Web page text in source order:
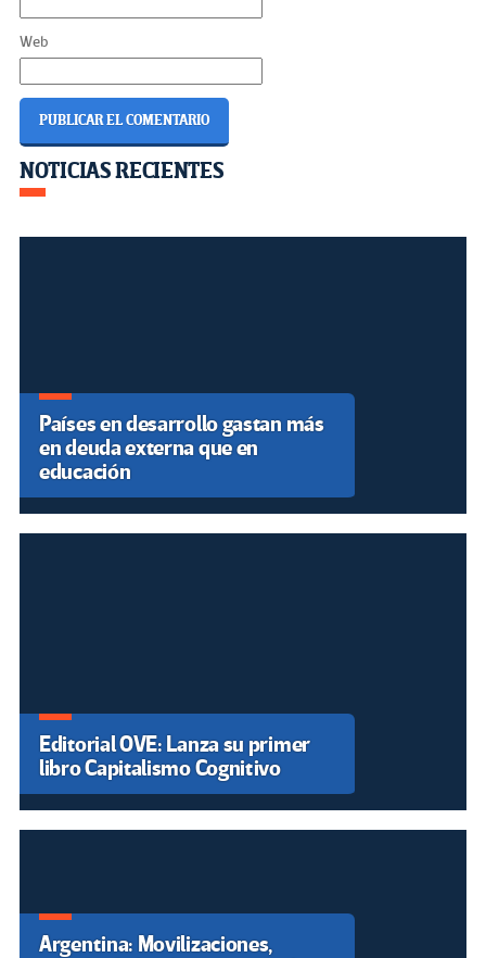
Web
Navegación
NOTICIAS RECIENTES
เดิมพัน ง่าย
Países en desarrollo gastan más
en deuda externa que en
educación
Editorial OVE: Lanza su primer
libro Capitalismo Cognitivo
Argentina: Movilizaciones,